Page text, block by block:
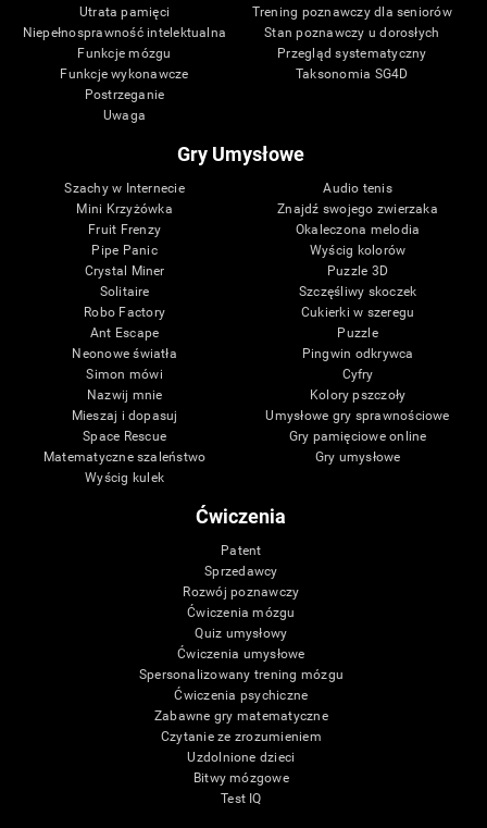
Utrata pamięci
Niepełnosprawność intelektualna
Funkcje mózgu
Funkcje wykonawcze
Postrzeganie
Uwaga
Trening poznawczy dla seniorów
Stan poznawczy u dorosłych
Przegląd systematyczny
Taksonomia SG4D
Gry Umysłowe
Szachy w Internecie
Mini Krzyżówka
Fruit Frenzy
Pipe Panic
Crystal Miner
Solitaire
Robo Factory
Ant Escape
Neonowe światła
Simon mówi
Nazwij mnie
Mieszaj i dopasuj
Space Rescue
Matematyczne szaleństwo
Wyścig kulek
Audio tenis
Znajdź swojego zwierzaka
Okaleczona melodia
Wyścig kolorów
Puzzle 3D
Szczęśliwy skoczek
Cukierki w szeregu
Puzzle
Pingwin odkrywca
Cyfry
Kolory pszczoły
Umysłowe gry sprawnościowe
Gry pamięciowe online
Gry umysłowe
Ćwiczenia
Patent
Sprzedawcy
Rozwój poznawczy
Ćwiczenia mózgu
Quiz umysłowy
Ćwiczenia umysłowe
Spersonalizowany trening mózgu
Ćwiczenia psychiczne
Zabawne gry matematyczne
Czytanie ze zrozumieniem
Uzdolnione dzieci
Bitwy mózgowe
Test IQ